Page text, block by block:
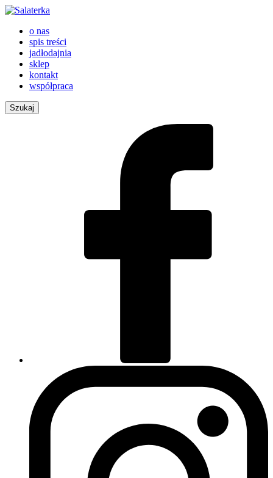
o nas
spis treści
jadłodajnia
sklep
kontakt
współpraca
Szukaj